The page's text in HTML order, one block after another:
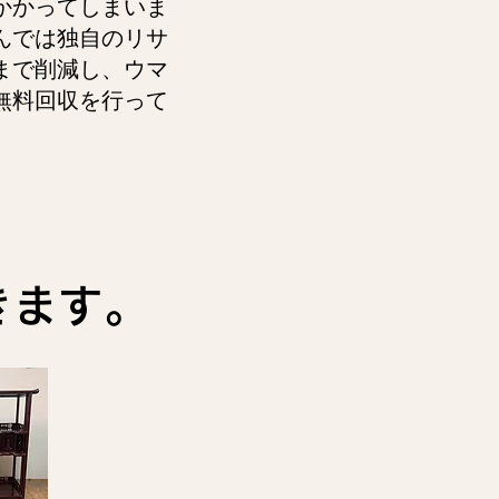
かってしまいま
では独自のリサ
で削減し、ウマ
料回収を行って
す。